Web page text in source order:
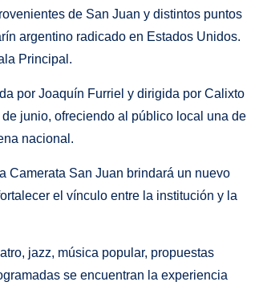
de San Juan y distintos puntos
argentino radicado en Estados Unidos.
Principal.
por Joaquín Furriel y dirigida por Calixto
junio, ofreciendo al público local una de
nacional.
Camerata San Juan brindará un nuevo
el vínculo entre la institución y la
jazz, música popular, propuestas
se encuentran la experiencia